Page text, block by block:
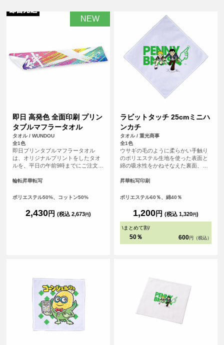
NEW
即日 高発色 全面印刷 プリン
タブルマフラータオル
タオル / WUNDOU
全1色
即日プリンタブルマフラータオル
は、オリジナルプリントをしたタオ
ルを、平日の午前9時までにご注文
超短納期サービスです！急なイベン
ど、時間がない時に便利！<br> 昇華
フルカラー印刷が可能。ロゴや文字
はもちろん、写真やグラデーション
自由度も高いアイテムです。
輪転昇華転写
ポリエステル50%、コットン50%
2,430円 (税込 2,673円)
ラビットタッチ 25cmミニハ
ンカチ
タオル / 重光商事
全1色
ウサギの毛のように柔らかい手触り
のポリエステル生地を使った表面と
綿の吸水性をかねそなえた裏面、丁
ルです。
昇華転写印刷
ポリエステル60％、綿40％
1,200円 (税込 1,320円)
\まとめて割/
50％ 600 円（税込）